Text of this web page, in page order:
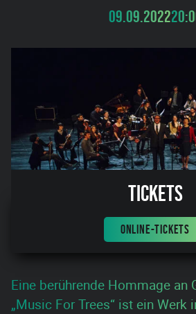
09.09.2022
Tickets
ONLINE-TICKETS
Eine berührende Hommage an
„Music For Trees“ ist ein Werk